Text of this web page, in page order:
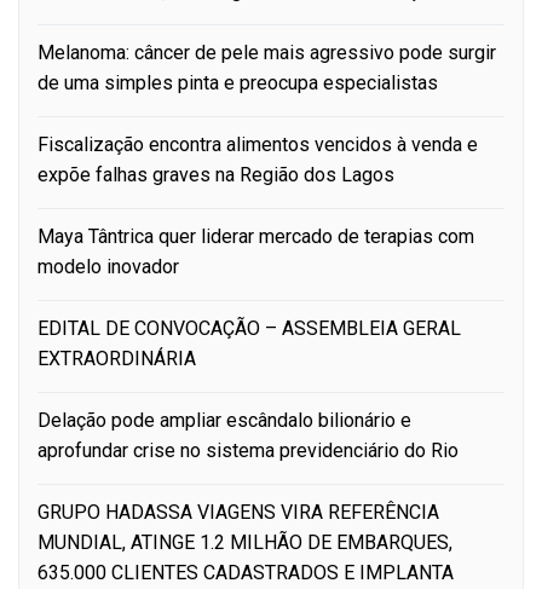
Melanoma: câncer de pele mais agressivo pode surgir
de uma simples pinta e preocupa especialistas
Fiscalização encontra alimentos vencidos à venda e
expõe falhas graves na Região dos Lagos
Maya Tântrica quer liderar mercado de terapias com
modelo inovador
EDITAL DE CONVOCAÇÃO – ASSEMBLEIA GERAL
EXTRAORDINÁRIA
Delação pode ampliar escândalo bilionário e
aprofundar crise no sistema previdenciário do Rio
GRUPO HADASSA VIAGENS VIRA REFERÊNCIA
MUNDIAL, ATINGE 1.2 MILHÃO DE EMBARQUES,
635.000 CLIENTES CADASTRADOS E IMPLANTA